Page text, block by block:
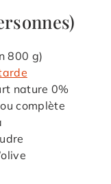
800 g)
nature 0%
complète